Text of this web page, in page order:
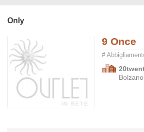
Only
9 Once
#